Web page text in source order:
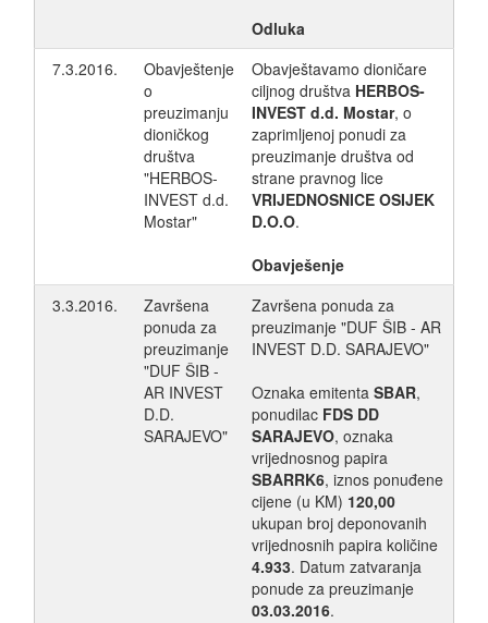
Odluka
7.3.2016.
Obavještenje
o
preuzimanju
dioničkog
društva
"HERBOS-
INVEST d.d.
Mostar"
Obavještavamo dioničare
ciljnog društva HERBOS-
INVEST d.d. Mostar, o
zaprimljenoj ponudi za
preuzimanje društva od
strane pravnog lice
VRIJEDNOSNICE OSIJEK
D.O.O.
Obavješenje
3.3.2016.
Završena
ponuda za
preuzimanje
"DUF ŠIB -
AR INVEST
D.D.
SARAJEVO"
Završena ponuda za
preuzimanje "DUF ŠIB - AR
INVEST D.D. SARAJEVO"
Oznaka emitenta SBAR,
ponudilac FDS DD
SARAJEVO, oznaka
vrijednosnog papira
SBARRK6, iznos ponuđene
cijene (u KM) 120,00
ukupan broj deponovanih
vrijednosnih papira količine
4.933. Datum zatvaranja
ponude za preuzimanje
03.03.2016.